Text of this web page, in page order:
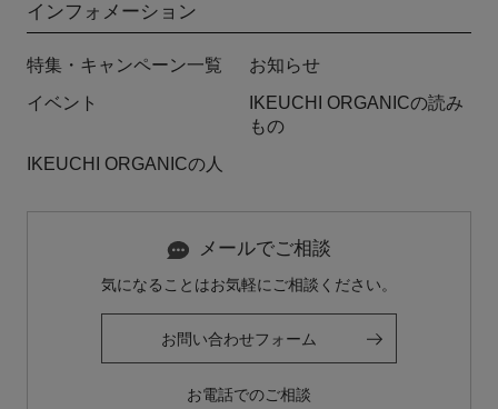
インフォメーション
特集・キャンペーン一覧 お知らせ
イベント
IKEUCHI ORGANICの読み
もの
IKEUCHI ORGANICの人
メールでご相談
気になることはお気軽にご相談ください。
お問い合わせフォーム
お電話でのご相談